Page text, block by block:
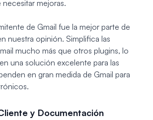
mejoras.
de Gmail fue la mejor parte de
nuestra opinión. Simplifica las
mucho más que otros plugins, lo
una solución excelente para las
en gran medida de Gmail para
y Documentación